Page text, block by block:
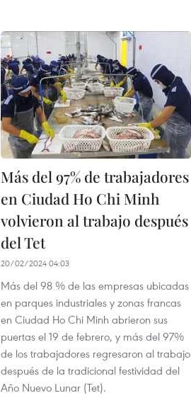
Más del 97% de trabajadores
en Ciudad Ho Chi Minh
volvieron al trabajo después
del Tet
20/02/2024 04:03
Más del 98 % de las empresas ubicadas
en parques industriales y zonas francas
en Ciudad Ho Chi Minh abrieron sus
puertas el 19 de febrero, y más del 97%
de los trabajadores regresaron al trabajo
después de la tradicional festividad del
Año Nuevo Lunar (Tet).